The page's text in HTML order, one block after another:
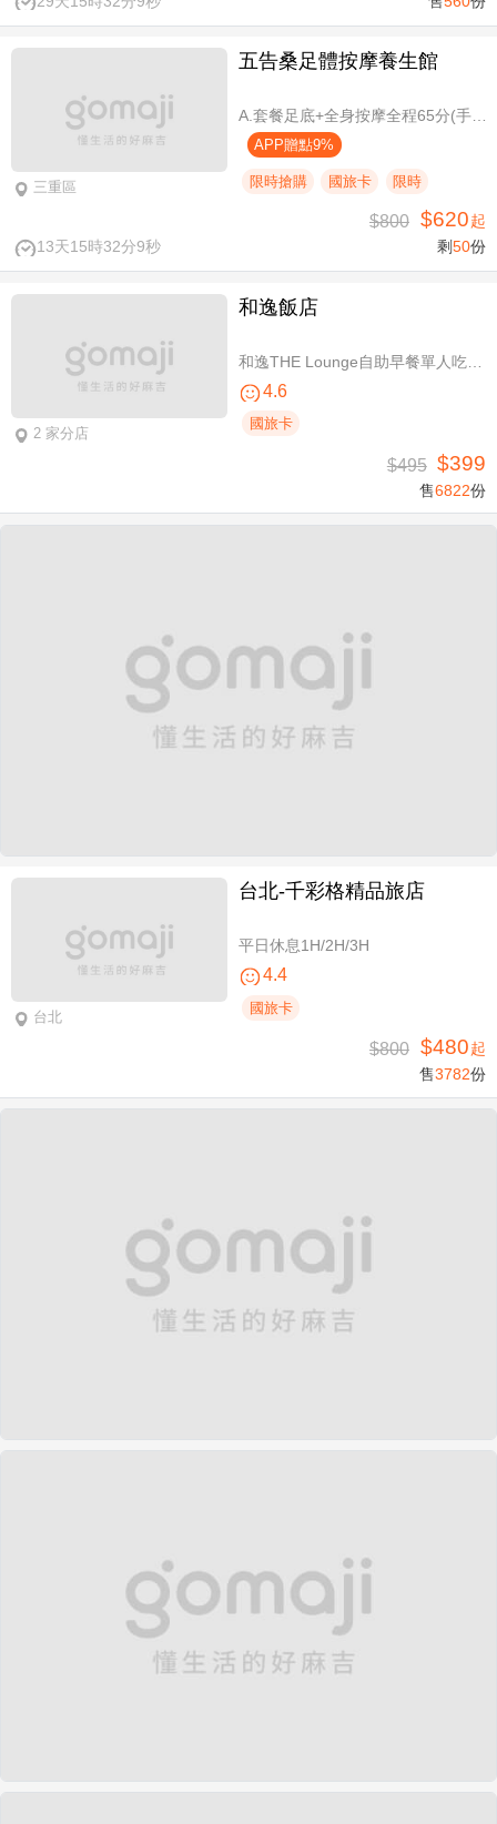
三重區
五告桑足體按摩養生館
APP贈點9%
限時搶購 國旅卡 限時
13天15時32分9秒
$800 $620起
剩50份
2 家分店
和逸飯店
4.6
國旅卡
$495 $399
售6822份
台北
台北-千彩格精品旅店
平日休息1H/2H/3H
4.4
國旅卡
$800 $480起
售3782份